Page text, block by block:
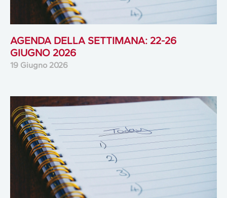
AGENDA DELLA SETTIMANA: 22-26
GIUGNO 2026
19 Giugno 2026